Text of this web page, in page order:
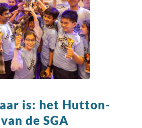
is: het Hutton-
de SGA